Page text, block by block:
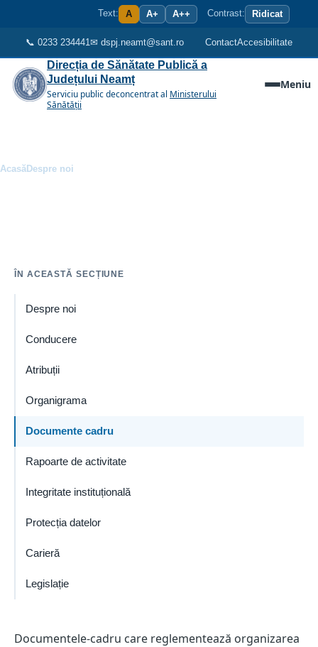
Sari la conținutul principal
Text: A A+ A++ Contrast: Ridicat
📞 0233 234441✉ dspj.neamt@sant.ro ContactAccesibilitate
Direcția de Sănătate Publică a
Județului Neamț
Serviciu public deconcentrat al Ministerului
Sănătății
Meniu
Acasă Despre noi
ÎN ACEASTĂ SECȚIUNE
Despre noi
Conducere
Atribuții
Organigrama
Documente cadru
Rapoarte de activitate
Integritate instituțională
Protecția datelor
Carieră
Legislație
Documentele-cadru care reglementează organizarea